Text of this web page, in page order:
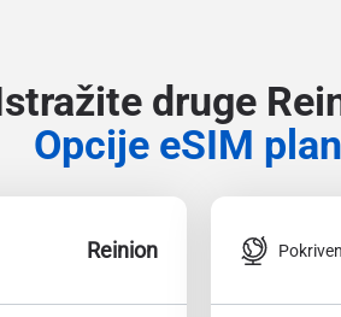
druge
Opcije eSIM
Reinion